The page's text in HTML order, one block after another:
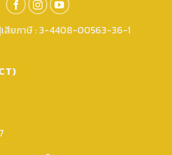
เสียภาษี : 3-4408-00563-36-1